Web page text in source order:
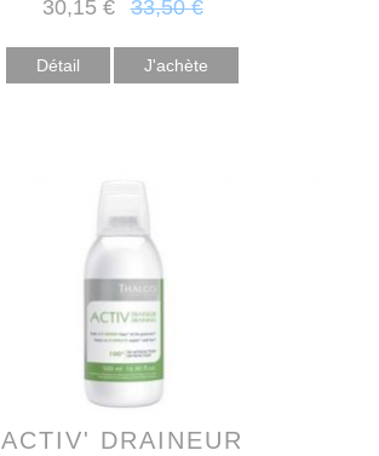
30,15 € 33,50 €
Détail
ACTIV' DRAINEUR